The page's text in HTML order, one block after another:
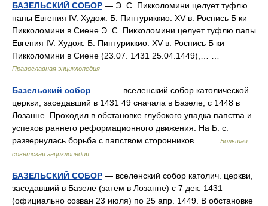
БАЗЕЛЬСКИЙ СОБОР — Э. С. Пикколомини целует туфлю
папы Евгения IV. Худож. Б. Пинтуриккио. XV в. Роспись Б ки
Пикколомини в Сиене Э. С. Пикколомини целует туфлю папы
Евгения IV. Худож. Б. Пинтуриккио. XV в. Роспись Б ки
Пикколомини в Сиене (23.07. 1431 25.04.1449),… …
Православная энциклопедия
Базельский собор — вселенский собор католической
церкви, заседавший в 1431 49 сначала в Базеле, с 1448 в
Лозанне. Проходил в обстановке глубокого упадка папства и
успехов раннего реформационного движения. На Б. с.
развернулась борьба с папством сторонников… …
Большая
советская энциклопедия
БАЗЕЛЬСКИЙ СОБОР — вселенский собор католич. церкви,
заседавший в Базеле (затем в Лозанне) с 7 дек. 1431
(официально созван 23 июля) по 25 апр. 1449. В обстановке